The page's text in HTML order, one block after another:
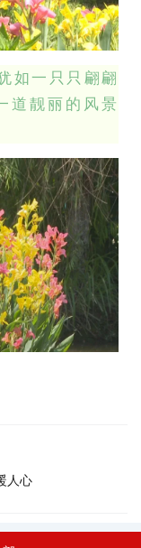
如一只只翩翩
道靓丽的风景
人心